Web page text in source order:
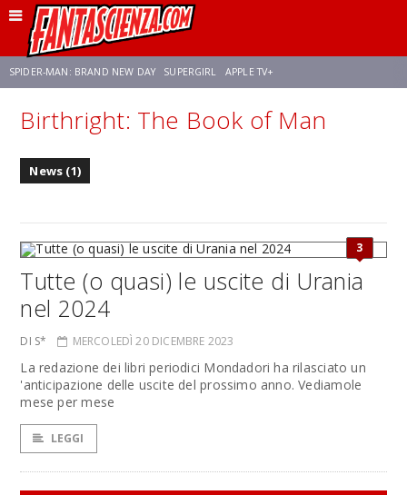
SPIDER-MAN: BRAND NEW DAY SUPERGIRL APPLE TV+
FRANCO RICCIARDIELLO ZENDAYA STAR TREK AVENGERS: DOOMSDAY
Birthright: The Book of Man
News (1)
3
Tutte (o quasi) le uscite di Urania
nel 2024
DI S* MERCOLEDÌ 20 DICEMBRE 2023
La redazione dei libri periodici Mondadori ha rilasciato un
'anticipazione delle uscite del prossimo anno. Vediamole
mese per mese
LEGGI